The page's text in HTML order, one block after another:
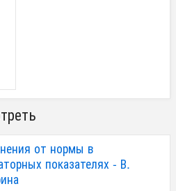
от нормы в
показателях - В.